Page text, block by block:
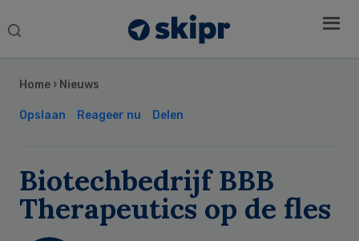
Search
Home › Nieuws
Opslaan Reageer nu Delen
Biotechbedrijf BBB
Therapeutics op de fles
Sidebar